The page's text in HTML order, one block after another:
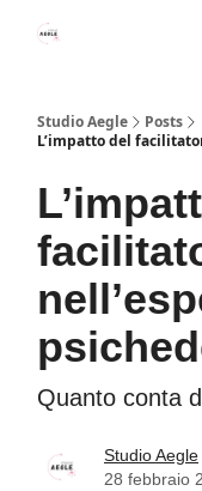
Studio Aegle
Posts
L’impatto del
Quanto conta
Studio Aegle
28 febbraio